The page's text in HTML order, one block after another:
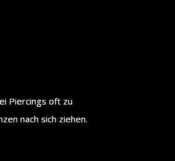
Piercings oft zu
nach sich ziehen.